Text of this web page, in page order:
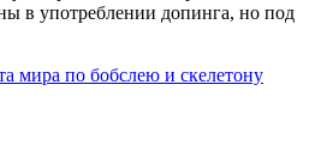
в употреблении допинга, но под
мира по бобслею и скелетону